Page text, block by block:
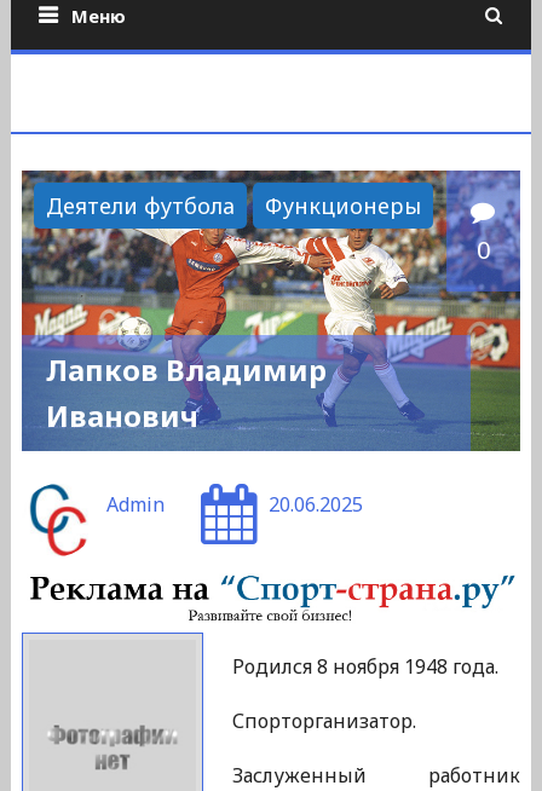
Меню
Деятели футбола Функционеры
0
Лапков Владимир
Иванович
Admin 20.06.2025
Родился 8 ноября 1948 года.
Спорторганизатор.
Заслуженный работник